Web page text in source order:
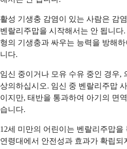
활성 기생충 감염이 있는 사람은 감
벤랄리주맙을 시작해서는 안 됩니다
형의 기생충과 싸우는 능력을 방해
니다.
임신 중이거나 모유 수유 중인 경우,
상의하십시오. 임신 중 벤랄리주맙
이지만, 태반을 통과하여 아기의 면
습니다.
12세 미만의 어린이는 벤랄리주맙을
연령대에서 안전성과 효과가 확립